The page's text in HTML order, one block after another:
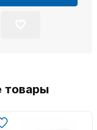
товары